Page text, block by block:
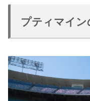
プティマイン